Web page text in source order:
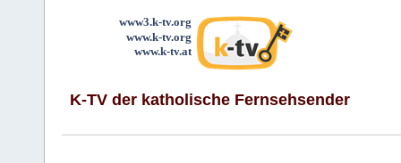
www3.k-tv.org
www.k-tv.org
www.k-tv.at
K-TV der katholische Fernsehsender